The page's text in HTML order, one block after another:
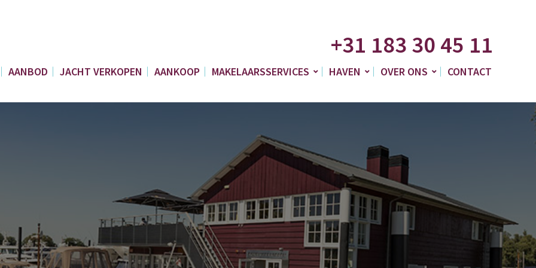
+31 183 30 45 11
AANBOD JACHT VERKOPEN AANKOOP MAKELAARSSERVICES HAVEN OVER ONS CONTACT